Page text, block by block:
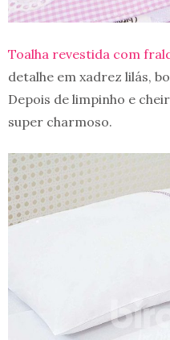
Toalha revestida com
detalhe em xadrez lilás,
Depois de limpinho e
super charmoso.